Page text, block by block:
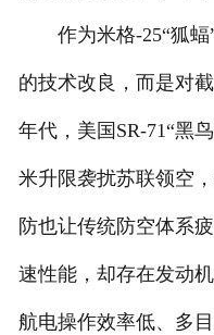
作为米格-25“狐蝠”
的技术改良，而是对
年代，美国SR-71“黑
米升限袭扰苏联领空
防也让传统防空体系
速性能，却存在发动
航电操作效率低、多